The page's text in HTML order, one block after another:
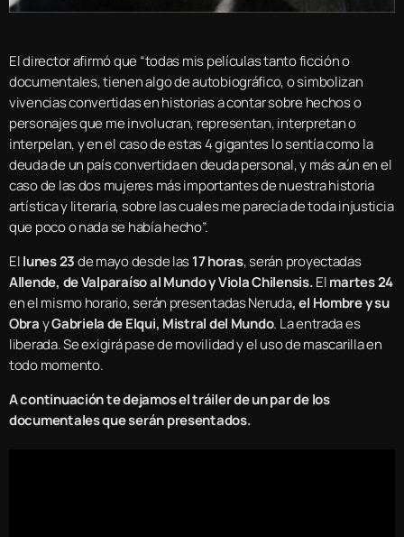
El director afirmó que “todas mis películas tanto ficción o
documentales, tienen algo de autobiográfico, o simbolizan
vivencias convertidas en historias a contar sobre hechos o
personajes que me involucran, representan, interpretan o
interpelan, y en el caso de estas 4 gigantes lo sentía como la
deuda de un país convertida en deuda personal, y más aún en el
caso de las dos mujeres más importantes de nuestra historia
artística y literaria, sobre las cuales me parecía de toda injusticia
que poco o nada se había hecho”.
Ellunes 23de mayo desde las17 horas, serán proyectadas
Allende, de Valparaíso al Mundo y Viola Chilensis.Elmartes 24
en el mismo horario, serán presentadas Neruda, el Hombre y su
ObrayGabriela de Elqui, Mistral del Mundo. La entrada es
liberada. Se exigirá pase de movilidad y el uso de mascarilla en
todo momento.
A continuación te dejamos el tráiler de un par de los
documentales que serán presentados.